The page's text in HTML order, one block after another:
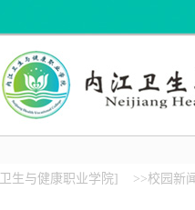
生与健康职业学院] >>校园新闻